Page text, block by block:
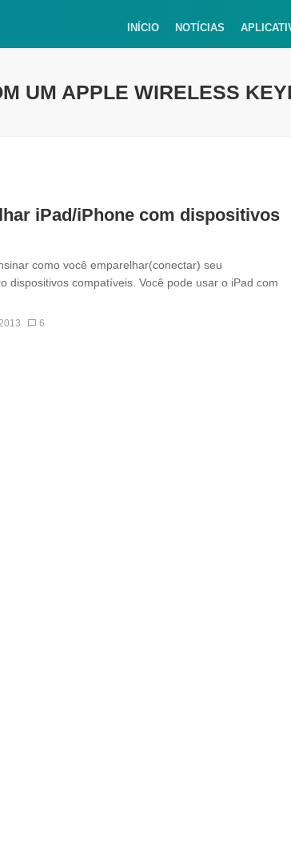
INÍCIO NOTÍCIAS
UM APPLE WIRELESS
iPad/iPhone com dispositivos
como você emparelhar(conectar) seu
dispositivos compatíveis. Você pode usar o iPad com
6